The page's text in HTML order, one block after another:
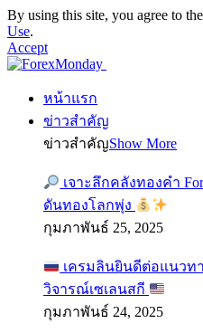
By using this site, you agree to the
Use.
Accept
หน้าแรก
ข่าวสำคัญ
ข่าวสำคัญShow More
เจาะลึกคลังทองคำ
ดันทองโลกพุ่ง
กุมภาพันธ์ 25, 2025
เครมลินยินดีต่อแนวท
วิจารณ์เซเลนสกี
กุมภาพันธ์ 24, 2025